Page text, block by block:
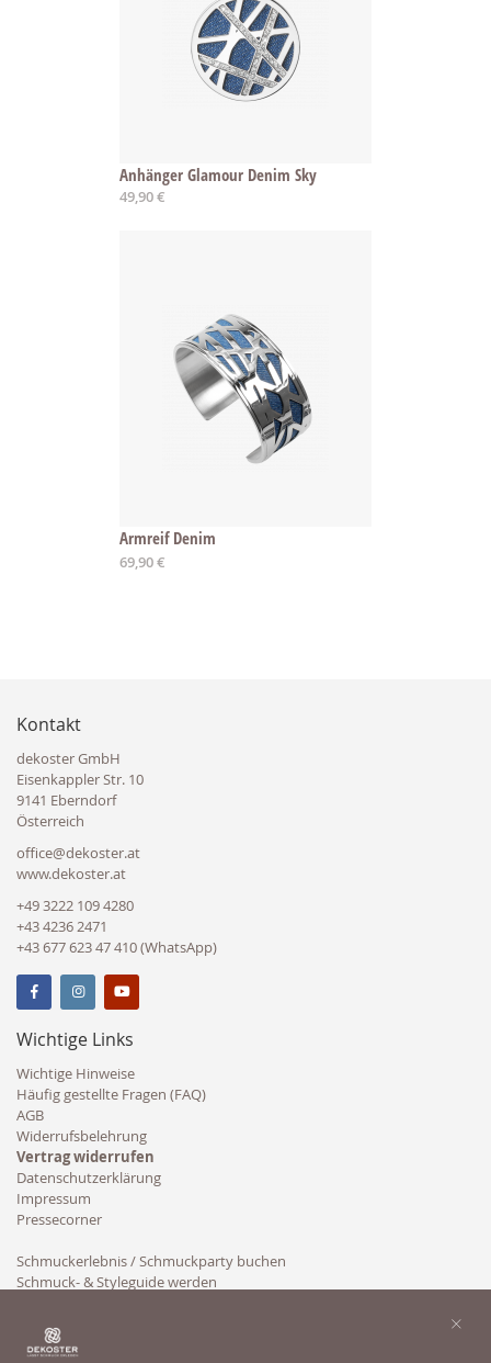
Anhänger Glamour Denim Sky
49,90 €
Armreif Denim
Ab
69,90 €
Kontakt
dekoster GmbH
Eisenkappler Str. 10
9141 Eberndorf
Österreich
office@dekoster.at
www.dekoster.at
+49 3222 109 4280
+43 4236 2471
+43 677 623 47 410 (WhatsApp)
Wichtige Links
Wichtige Hinweise
Häufig gestellte Fragen (FAQ)
AGB
Widerrufsbelehrung
Vertrag widerrufen
Datenschutzerklärung
Impressum
Pressecorner
Schmuckerlebnis / Schmuckparty buchen
Schmuck- & Styleguide werden
×